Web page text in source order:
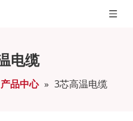
电缆
产品中心 » 3芯高温电缆